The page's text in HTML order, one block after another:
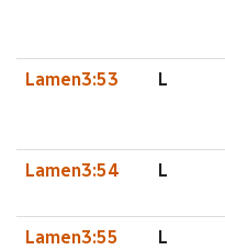
Lamen3:53 L
Lamen3:54 L
Lamen3:55 L